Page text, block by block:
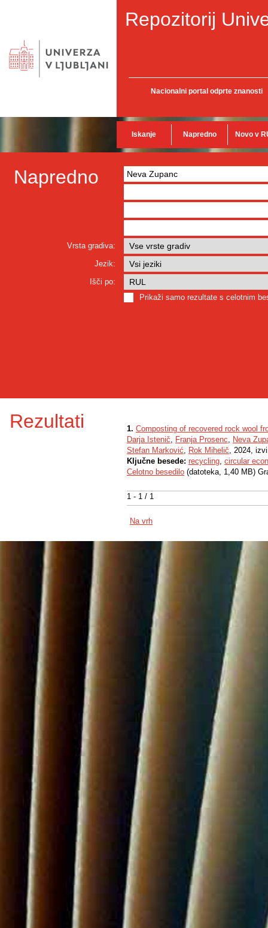
Repozitorij
Nacionalni portal odprte znanosti
Iskanje Napredno Novo v
Napredno
Vrsta gradiva:
Jezik:
Išči po:
Prikaži samo rezultate s celotnim
Rezultati
1 - 1 / 1
1. Composting of recovered rock wool
Darja Istenič, Franja Prosenc, Neva
Stefan Marković, Rok Mihelič, 2024,
Ključne besede: recycling, circular
Celotno besedilo (datoteka, 1,40 MB)
Na vrh